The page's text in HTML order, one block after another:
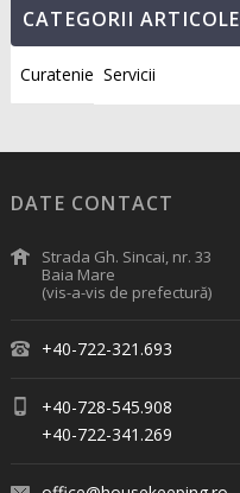
CATEGORII ARTICOLE
Curatenie Servicii
DATE CONTACT
Strada Gh. Sincai, nr. 33
Baia Mare
(vis-a-vis de prefectură)
+40-722-321.693
+40-728-545.908
+40-722-341.269